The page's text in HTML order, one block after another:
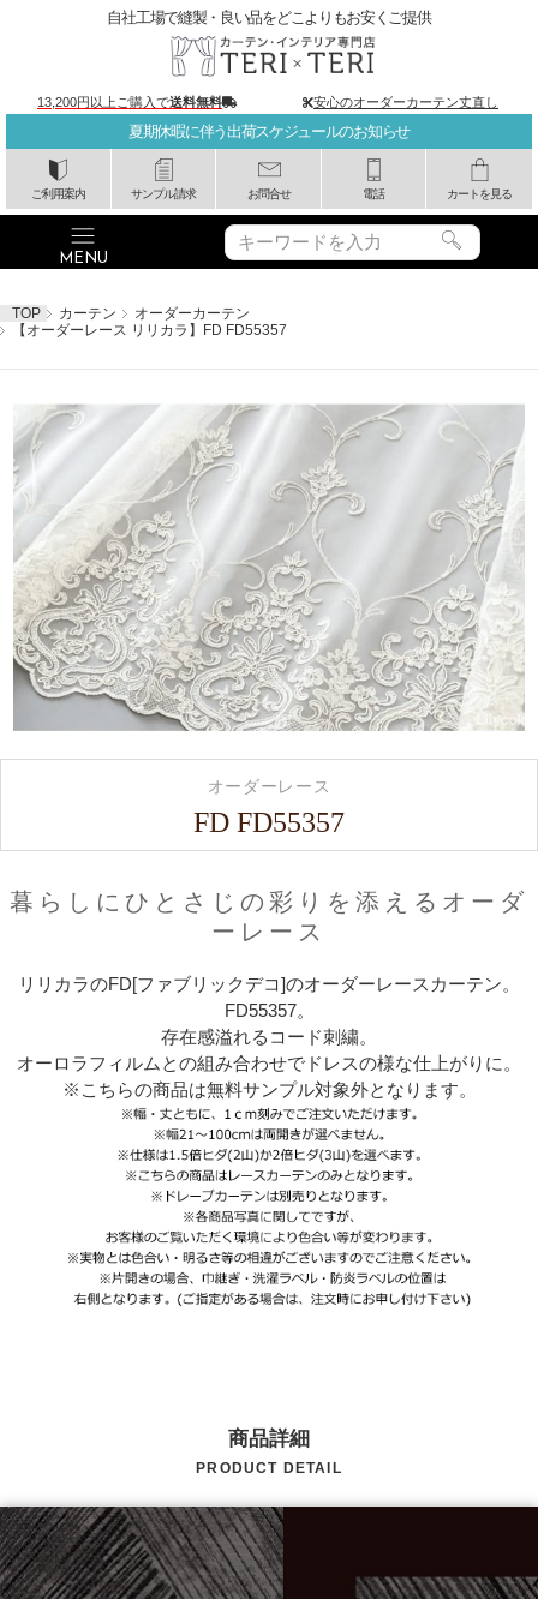
夏期休暇に伴う出荷スケジュールのお知らせ
ご利用案内 サンプル請求 お問合せ 電話 カートを見る
自社工場で縫製・良い品をどこよりもお安くご提供
13,200円以上ご購入で送料無料 安心のオーダーカーテン丈直し
TOP カーテン
オーダーカーテン
【オーダーレース リリカラ】FD FD55357
暮らしにひとさじの彩りを添えるオーダ
ーレース
オーダーレース
FD FD55357
リリカラのFD[ファブリックデコ]のオーダーレースカーテン。
FD55357。
存在感溢れるコード刺繍。
オーロラフィルムとの組み合わせでドレスの様な仕上がりに。
※こちらの商品は無料サンプル対象外となります。
商品詳細
PRODUCT DETAIL